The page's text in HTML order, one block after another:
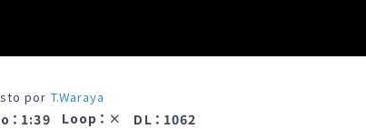
por T.Waraya
： 1:39 Loop ： DL ： 1062